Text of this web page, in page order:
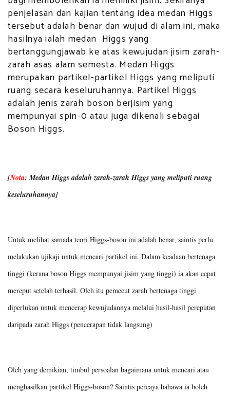
penjelasan dan kajian tentang idea medan Higgs
tersebut adalah benar dan wujud di alam ini, maka
hasilnya ialah medan Higgs yang
bertanggungjawab ke atas kewujudan jisim zarah-
zarah asas alam semesta. Medan Higgs
merupakan partikel-partikel Higgs yang meliputi
ruang secara keseluruhannya. Partikel Higgs
adalah jenis zarah boson berjisim yang
mempunyai spin-0 atau juga dikenali sebagai
Boson Higgs.
[Nota: Medan Higgs adalah zarah-zarah Higgs yang meliputi ruang
keseluruhannya]
Untuk melihat samada teori Higgs-boson ini adalah benar, saintis perlu
melakukan ujikaji untuk mencari partikel ini. Dalam keadaan bertenaga
tinggi (kerana boson Higgs mempunyai jisim yang tinggi) ia akan cepat
mereput setelah terhasil. Oleh itu pemecut zarah bertenaga tinggi
diperlukan untuk mencerap kewujudannya melalui hasil-hasil pereputan
daripada zarah Higgs (pencerapan tidak langsung)
Oleh yang demikian, timbul persoalan bagaimana untuk mencari atau
menghasilkan partikel Higgs-boson? Saintis percaya bahawa ia boleh